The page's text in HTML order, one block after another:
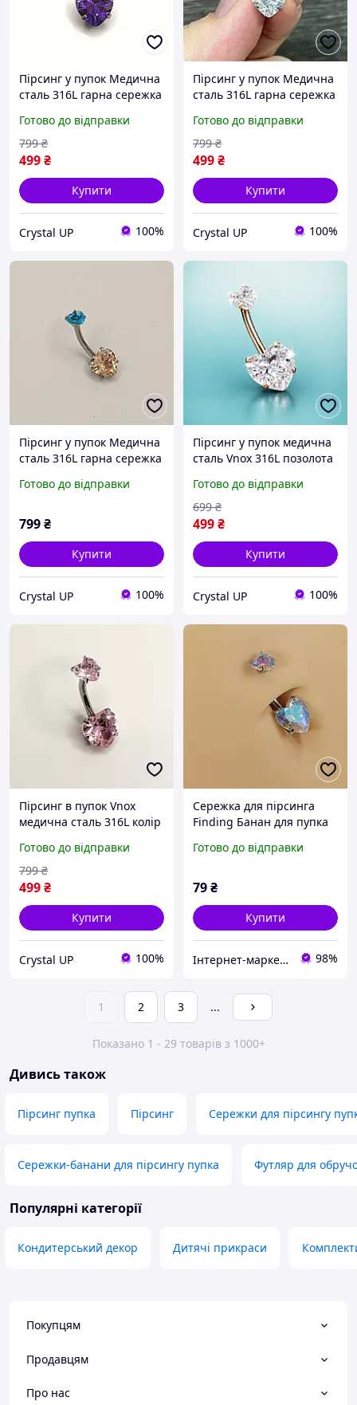
Пірсинг у пупок Медична
сталь 316L гарна сережка
огранювання "Два серця
Аметист" навела 10 мм.
Колір срібло
Готово до відправки
499₴
799 ₴
Купити
Crystal UP 100%
Пірсинг у пупок Медична
сталь 316L гарна сережка
огранювання "Два
діамантові серця" навела
10 мм. Колір срібло
Готово до відправки
499₴
799 ₴
Купити
Crystal UP 100%
Пірсинг у пупок Медична
сталь 316L гарна сережка
огранювання "Лазурне та
навела 10 мм. Колір
срібло
Готово до відправки
799₴
Купити
Crystal UP 100%
Пірсинг у пупок медична
сталь Vnox 316L позолота
цирконами огранювання
«Два серця»
Готово до відправки
499₴
699 ₴
Купити
Crystal UP 100%
Пірсинг в пупок Vnox
медична сталь 316L колір
цирконами огранювання
"Два серця Рожевий
топаз"
Готово до відправки
499₴
799 ₴
Купити
Crystal UP 100%
Сережка для пірсинга
Finding Банан для пупка
хірургічної сталі 316L
20 мм x 5 мм x 8 мм
Готово до відправки
79₴
Купити
Інтернет-маркет "Прикраса" 98%
1 2 3 ...
Показано 1 - 29 товарів з 1000+
Дивись також
Пірсинг пупка Пірсинг Сережки для пірсингу
Сережки-банани для пірсингу пупка Футляр для
Популярні категорії
Кондитерський декор Дитячі прикраси
Покупцям
Продавцям
Про нас